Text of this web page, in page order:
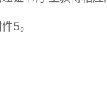
5。